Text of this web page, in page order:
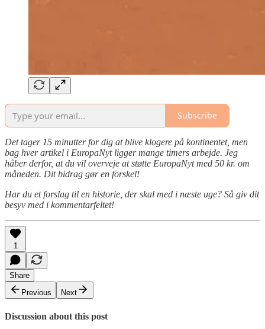
Subscribe
Det tager 15 minutter for dig at blive klogere på kontinentet, men
bag hver artikel i EuropaNyt ligger mange timers arbejde. Jeg
håber derfor, at du vil overveje at støtte EuropaNyt med 50 kr. om
måneden. Dit bidrag gør en forskel!
Har du et forslag til en historie, der skal med i næste uge? Så giv dit
besyv med i kommentarfeltet!
1
Share
Previous
Next
Discussion about this post